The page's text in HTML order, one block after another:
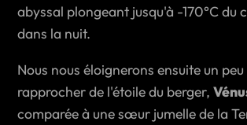
abyssal plongeant jusqu'à -170°C du
dans la nuit.
Nous nous éloignerons ensuite un
rapprocher de l'étoile du berger,
comparée à une sœur jumelle de la